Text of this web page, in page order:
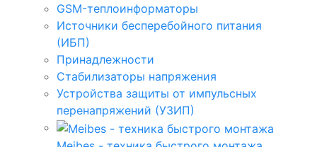
GSM-теплоинформаторы
Источники бесперебойного питания
(ИБП)
Принадлежности
Стабилизаторы напряжения
Устройства защиты от импульсных
перенапряжений (УЗИП)